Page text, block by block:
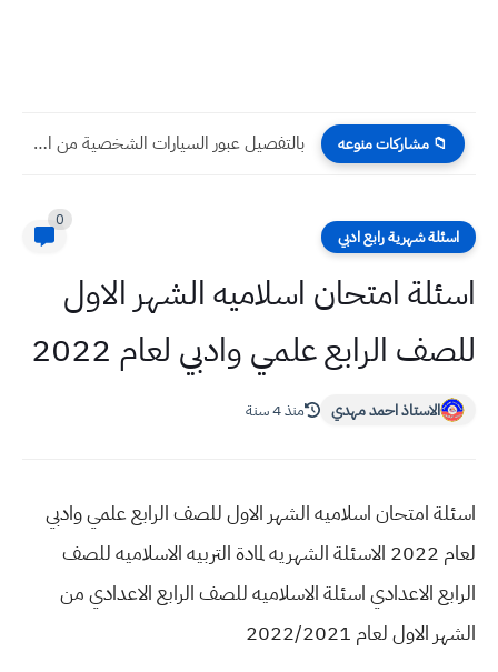
📁 مشاركات منوعه بالتفصيل عبور السيارات الشخصية من العراق الى السعودية لاداء مناسك...
اسئلة شهرية رابع ادبي
0
اسئلة امتحان اسلاميه الشهر الاول
للصف الرابع علمي وادبي لعام 2022
الاستاذ احمد مهدي منذ 4 سنة
اسئلة امتحان اسلاميه الشهر الاول للصف الرابع علمي وادبي
لعام 2022 الاسئلة الشهريه لمادة التربيه الاسلاميه للصف
الرابع الاعدادي اسئلة الاسلاميه للصف الرابع الاعدادي من
الشهر الاول لعام 2022/2021